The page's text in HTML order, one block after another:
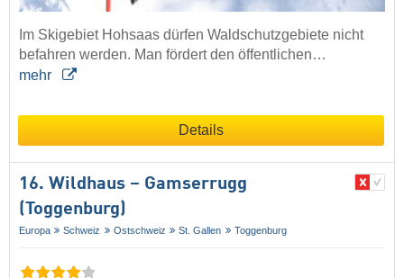
Im Skigebiet Hohsaas dürfen Waldschutzgebiete nicht
befahren werden. Man fördert den öffentlichen…
mehr
Details
16. Wildhaus – Gamserrugg
(Toggenburg)
Europa Schweiz Ostschweiz St. Gallen Toggenburg